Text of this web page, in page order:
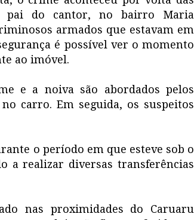
pai do cantor, no bairro Maria
armados que estavam em
é possível ver o momento
ao imóvel.
e a noiva são abordados pelos
carro. Em seguida, os suspeitos
o período em que esteve sob o
a realizar diversas transferências
nas proximidades do Caruaru